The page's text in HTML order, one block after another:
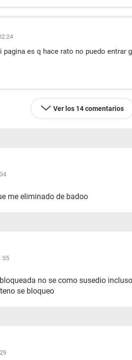
pagina es q hace rato no puedo entrar
Ver los 14 comentarios
me eliminado de badoo
no se como susedio
se bloqueo